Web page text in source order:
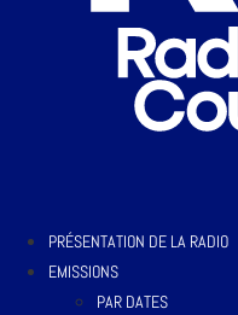
PRÉSENTATION DE LA RADIO
EMISSIONS
PAR DATES